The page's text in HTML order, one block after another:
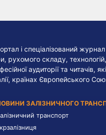
і спеціалізований
складу, технологій,
аудиторії та читачів,
країнах Європейського
ЗАЛІЗНИЧНОГО
транспорт